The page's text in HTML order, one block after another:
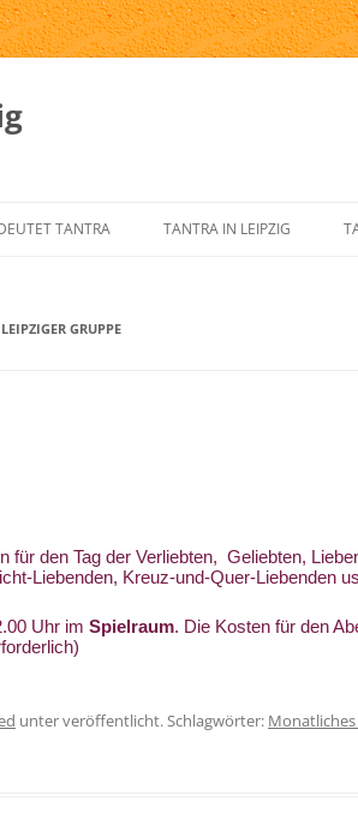
TANTRA
LERNEN
WHO?
TANTRA IN LEIPZIG
GRUPPE
den Tag der Verliebten,  Geliebten,
Liebenden, Kreuz-und-Quer-Liebenden
Uhr im Spielraum. Die Kosten für den
unter veröffentlicht. Schlagwörter: